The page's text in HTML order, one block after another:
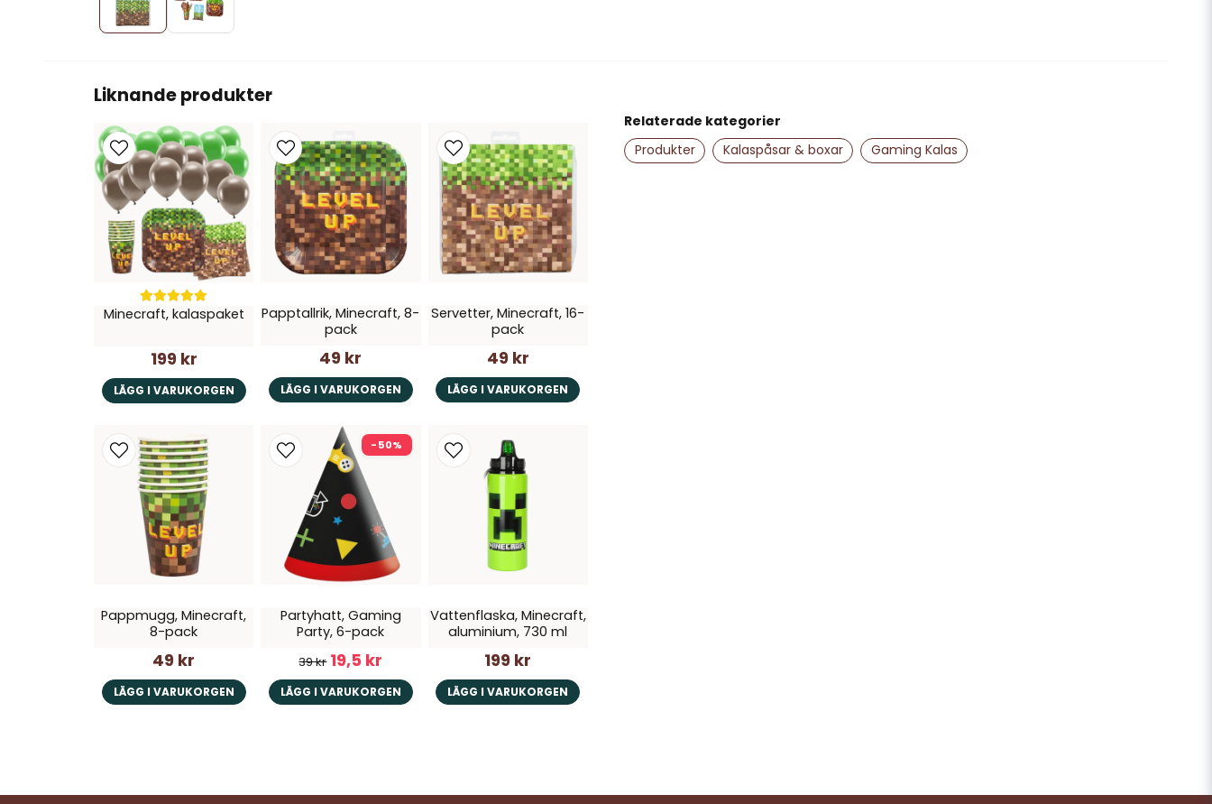
Ja, ni får publicera min fråga
Liknande produkter
Minecraft, kalaspaket
199 kr
LÄGG I VARUKORGEN
Papptallrik, Minecraft, 8-
pack
49 kr
LÄGG I VARUKORGEN
Servetter, Minecraft, 16-
pack
49 kr
LÄGG I VARUKORGEN
Pappmugg, Minecraft,
8-pack
49 kr
LÄGG I VARUKORGEN
Partyhatt, Gaming
Party, 6-pack
39 kr 19,5 kr
LÄGG I VARUKORGEN
-50%
Vattenflaska, Minecraft,
aluminium, 730 ml
199 kr
LÄGG I VARUKORGEN
Relaterade kategorier
Produkter
Kalaspåsar & boxar Gaming Kalas